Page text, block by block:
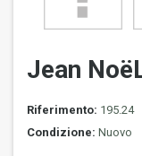
Jean
Riferimento: 195.24
Condizione: Nuovo